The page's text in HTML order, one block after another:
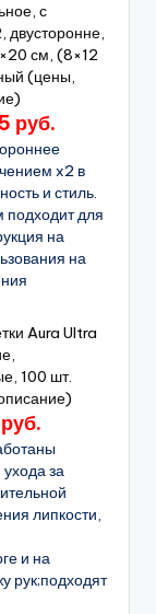
с
двусторонне,
см, (8×12
(цены,
руб.
x2 в
и стиль.
подходит для
на
на
Aura Ultra
100 шт.
за
липкости,
и на
рук;подходят